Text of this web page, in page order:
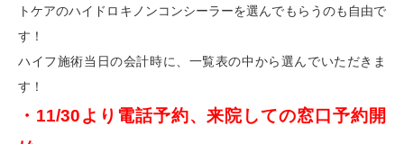
トケアのハイドロキノンコンシーラーを選んでもらうのも自由で
す！
ハイフ施術当日の会計時に、一覧表の中から選んでいただきま
す！
・11/30より電話予約、来院しての窓口予約開